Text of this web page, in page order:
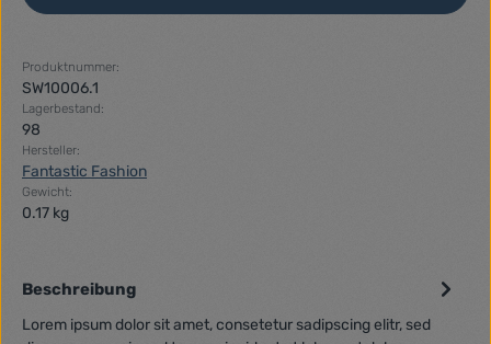
Produktnummer:
SW10006.1
Lagerbestand:
98
Hersteller:
Fantastic Fashion
Gewicht:
0.17 kg
Beschreibung
Lorem ipsum dolor sit amet, consetetur sadipscing elitr, sed